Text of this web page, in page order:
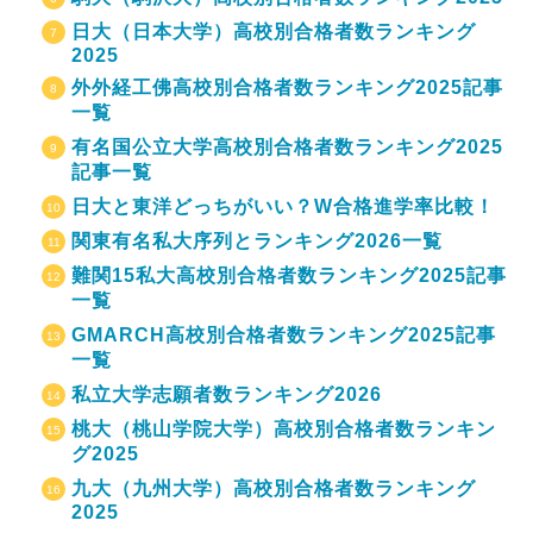
日大（日本大学）高校別合格者数ランキング
2025
外外経工佛高校別合格者数ランキング2025記事
一覧
有名国公立大学高校別合格者数ランキング2025
記事一覧
日大と東洋どっちがいい？W合格進学率比較！
関東有名私大序列とランキング2026一覧
難関15私大高校別合格者数ランキング2025記事
一覧
GMARCH高校別合格者数ランキング2025記事
一覧
私立大学志願者数ランキング2026
桃大（桃山学院大学）高校別合格者数ランキン
グ2025
九大（九州大学）高校別合格者数ランキング
2025